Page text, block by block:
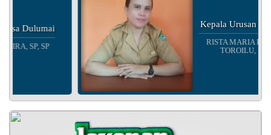
Kepala Urusan Perencanaan
RISTA MARIA ENGGELINA
TOROILU, S.Si, S.Si